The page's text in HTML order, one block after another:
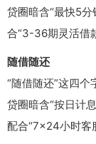
贷圈暗含“最快5分
合“3-36期灵活借
随借随还
“随借随还”这四个
贷圈暗含“按日计
配合“7×24小时客